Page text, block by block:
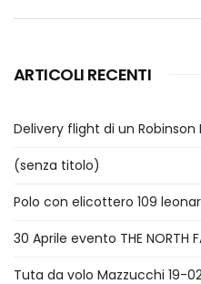
ARTICOLI RECENTI
Delivery flight di un Robinson
(senza titolo)
Polo con elicottero 109
30 Aprile evento THE NORTH
Tuta da volo Mazzucchi 19-